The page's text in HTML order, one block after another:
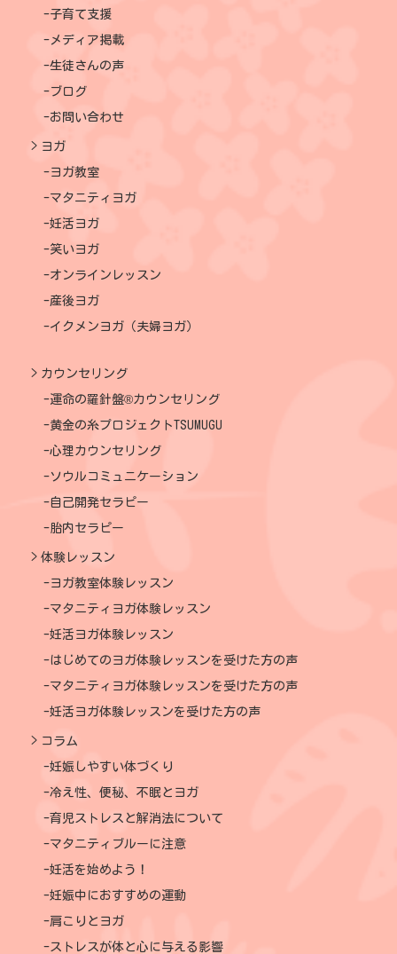
子育て支援
メディア掲載
生徒さんの声
ブログ
お問い合わせ
ヨガ
ヨガ教室
マタニティヨガ
妊活ヨガ
笑いヨガ
オンラインレッスン
産後ヨガ
イクメンヨガ（夫婦ヨガ）
カウンセリング
運命の羅針盤®カウンセリング
黄金の糸プロジェクトTSUMUGU
心理カウンセリング
ソウルコミュニケーション
自己開発セラピー
胎内セラピー
体験レッスン
ヨガ教室体験レッスン
マタニティヨガ体験レッスン
妊活ヨガ体験レッスン
はじめてのヨガ体験レッスンを受けた方の声
マタニティヨガ体験レッスンを受けた方の声
妊活ヨガ体験レッスンを受けた方の声
コラム
妊娠しやすい体づくり
冷え性、便秘、不眠とヨガ
育児ストレスと解消法について
マタニティブルーに注意
妊活を始めよう！
妊娠中におすすめの運動
肩こりとヨガ
ストレスが体と心に与える影響